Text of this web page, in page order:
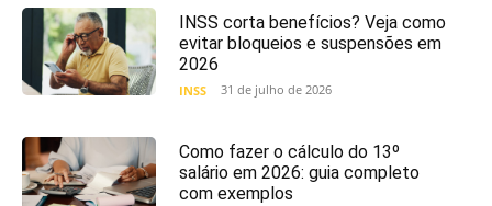
INSS corta benefícios? Veja como
evitar bloqueios e suspensões em
2026
INSS 31 de julho de 2026
Como fazer o cálculo do 13º
salário em 2026: guia completo
com exemplos